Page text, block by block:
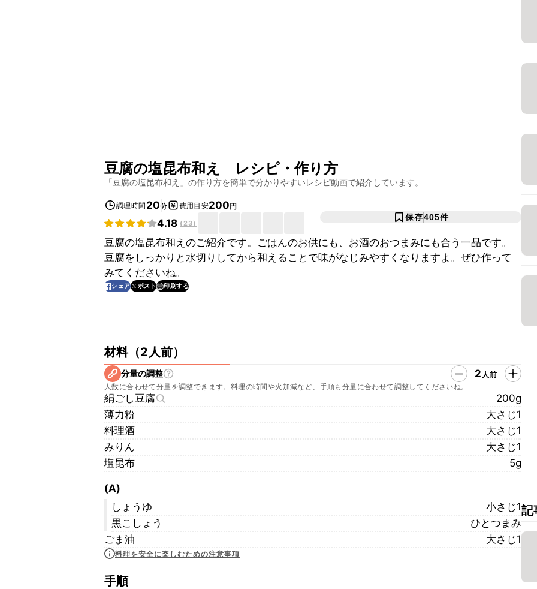
豆腐の塩昆布和え レシピ・作り方
「豆腐の塩昆布和え 」の作り方を簡単で分かりやすいレシピ動画で紹介しています。
調理時間 20分 費用目安200円
4.18 (23)
保存405件
豆腐の塩昆布和えのご紹介です。ごはんのお供にも、お酒のおつまみにも合う一品です。
豆腐をしっかりと水切りしてから和えることで味がなじみやすくなりますよ。ぜひ作って
みてくださいね。
シェア ポスト 印刷する
材料（2人前）
分量の調整 2 人前
人数に合わせて分量を調整できます。料理の時間や火加減など、手順も分量に合わせて調整してくださいね。
絹ごし豆腐
200g
薄力粉
大さじ1
料理酒
大さじ1
みりん
大さじ1
塩昆布
5g
(A)
しょうゆ
小さじ1
黒こしょう
ひとつまみ
ごま油
大さじ1
料理を安全に楽しむための注意事項
手順
記